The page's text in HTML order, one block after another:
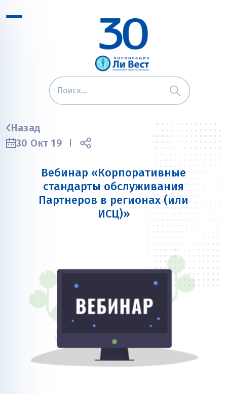
Назад
30 Окт 19
Вебинар «Корпоративные
стандарты обслуживания
Партнеров в регионах (или
ИСЦ)»